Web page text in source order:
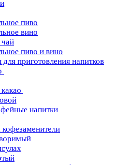
пиво
вино
пиво и вино
приготовления напитков
напитки